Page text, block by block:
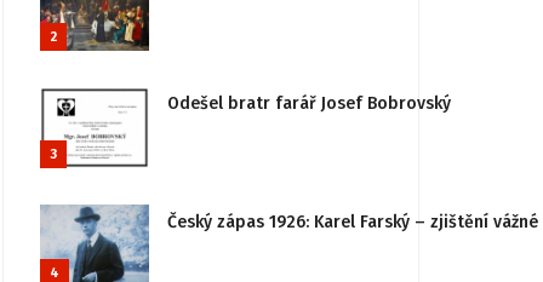
2
3
Odešel bratr farář Josef Bobrovský
4
Český zápas 1926: Karel Farský – zjištění